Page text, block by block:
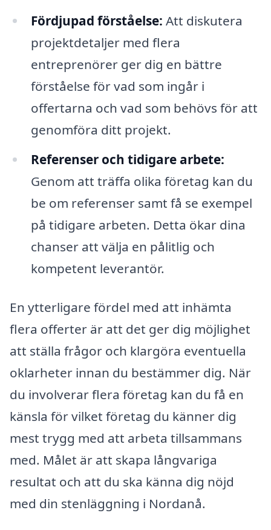
Fördjupad förståelse: Att diskutera
projektdetaljer med flera
entreprenörer ger dig en bättre
förståelse för vad som ingår i
offertarna och vad som behövs för att
genomföra ditt projekt.
Referenser och tidigare arbete:
Genom att träffa olika företag kan du
be om referenser samt få se exempel
på tidigare arbeten. Detta ökar dina
chanser att välja en pålitlig och
kompetent leverantör.
En ytterligare fördel med att inhämta
flera offerter är att det ger dig möjlighet
att ställa frågor och klargöra eventuella
oklarheter innan du bestämmer dig. När
du involverar flera företag kan du få en
känsla för vilket företag du känner dig
mest trygg med att arbeta tillsammans
med. Målet är att skapa långvariga
resultat och att du ska känna dig nöjd
med din stenläggning i Nordanå.